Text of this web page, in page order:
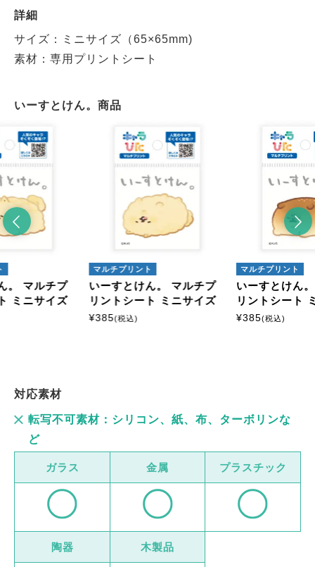
詳細
サイズ：ミニサイズ（65×65mm)
素材：専用プリントシート
いーすとけん。商品
。 マルチプ
ミニサイズ
マルチプリント
いーすとけん。 マルチプ
リントシート ミニサイズ
¥385(税込)
マルチプリント
いーすとけん
リントシート
¥385(税込)
対応素材
転写不可素材：シリコン、紙、布、ターボリンな
ど
ガラス 金属 プラスチック
陶器 木製品